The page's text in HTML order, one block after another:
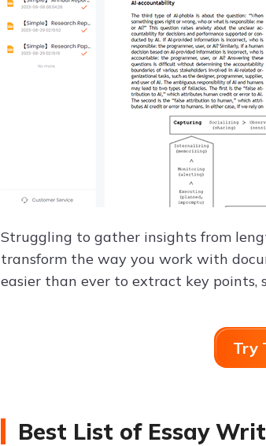
Struggling to gather insights from
transform the way you work with
easier than ever to extract key points,
Try
Best List of Essay